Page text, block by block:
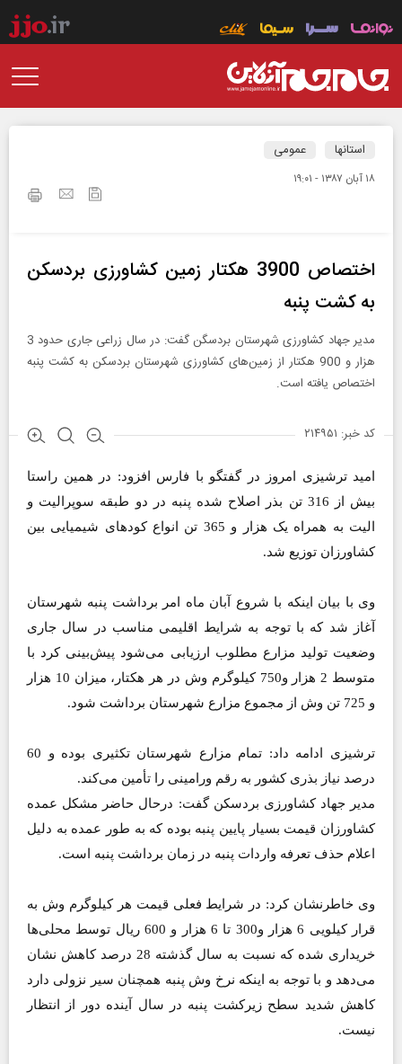
استانها عمومی
۱۸ آبان ۱۳۸۷ - ۱۹:۰۱
اختصاص 3900 هکتار زمین کشاورزی بردسکن
به کشت پنبه
مدیر جهاد کشاورزی شهرستان بردسگن گفت: در سال زراعی جاری حدود 3
هزار و 900 هکتار از زمین‌های کشاورزی شهرستان بردسکن به کشت پنبه
اختصاص یافته است.
کد خبر: ۲۱۴۹۵۱
امید ترشیزی امروز در گفتگو با فارس افزود: در همین راستا
بیش از 316 تن بذر اصلاح شده پنبه در دو طبقه سوپرالیت و
الیت به همراه یک ‌هزار و 365 تن انواع کودهای شیمیایی بین
کشاورزان توزیع شد.
وی با بیان اینکه با شروع آبان‌ ماه امر برداشت پنبه شهرستان
آغاز شد که با توجه به شرایط اقلیمی مناسب در سال جاری
وضعیت تولید مزارع مطلوب ارزیابی می‌شود پیش‌بینی کرد با
متوسط 2 هزار و750 کیلوگرم وش در هر هکتار، میزان 10 هزار
و 725 تن وش از مجموع مزارع شهرستان برداشت شود.
ترشیزی ادامه داد‌: تمام مزارع شهرستان تکثیری بوده و 60
درصد نیاز بذری کشور به رقم ورامینی را تأمین می‌کند.
مدیر جهاد کشاورزی بردسکن گفت: درحال حاضر مشکل عمده
کشاورزان قیمت بسیار پایین پنبه بوده که به ‌طور عمده به دلیل
اعلام حذف تعرفه واردات پنبه در زمان برداشت پنبه است.
وی خاطرنشان کرد: در شرایط فعلی قیمت هر کیلوگرم وش به
قرار کیلویی 6 هزار و300 تا 6 هزار و 600 ریال توسط محلی‌ها
خریداری شده که نسبت به سال گذشته 28 درصد کاهش نشان
می‌دهد و با توجه به اینکه نرخ وش پنبه همچنان سیر نزولی دارد
کاهش شدید سطح زیرکشت پنبه در سال آینده دور از انتظار
نیست.